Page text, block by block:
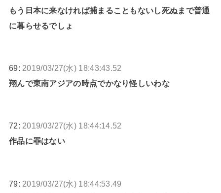
もう日本に来なければ捕まることもないし死ぬまで普通
に暮らせるでしょ
69: 2019/03/27(水) 18:43:43.52
翔んで東南アジアの時点でかなり怪しいわな
72: 2019/03/27(水) 18:44:14.52
作品に罪はない
79: 2019/03/27(水) 18:44:53.49